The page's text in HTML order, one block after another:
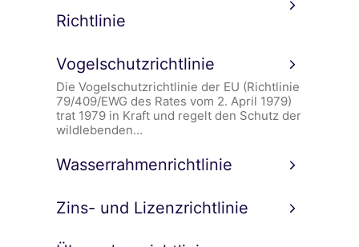
Richtlinie
Vogelschutzrichtlinie
Die Vogelschutzrichtlinie der EU (Richtlinie
79/409/EWG des Rates vom 2. April 1979)
trat 1979 in Kraft und regelt den Schutz der
wildlebenden…
Wasserrahmenrichtlinie
Zins- und Lizenzrichtlinie